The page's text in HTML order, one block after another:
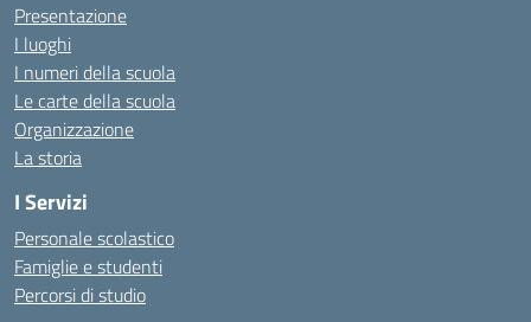
Presentazione
I luoghi
I numeri della scuola
Le carte della scuola
Organizzazione
La storia
I Servizi
Personale scolastico
Famiglie e studenti
Percorsi di studio